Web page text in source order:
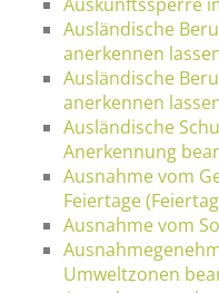
Ausländische
anerkennen
Ausländische
anerkennen
Ausländische
Anerkennung
Ausnahme vom
Feiertage
Ausnahme vom
Umweltzonen